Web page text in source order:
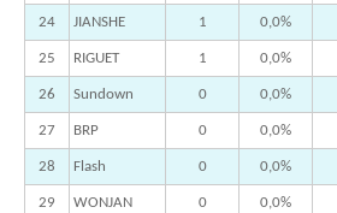
24 JIANSHE 1 0,0%
25 RIGUET 1 0,0%
26 Sundown 0 0,0%
27 BRP 0 0,0%
28 Flash 0 0,0%
29 WONJAN 0 0,0%